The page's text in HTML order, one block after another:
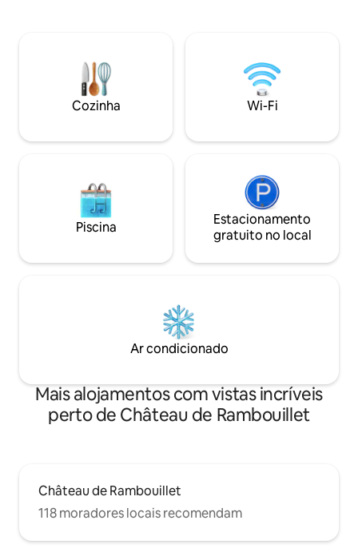
turco. Ideal para um momento
romântico e uma
*FESTAS ou
Cozinha Wi-Fi
Piscina
Estacionamento
gratuito no local
Ar condicionado
Mais alojamentos com vistas incríveis
perto de Château de Rambouillet
Château de Rambouillet
118 moradores locais recomendam